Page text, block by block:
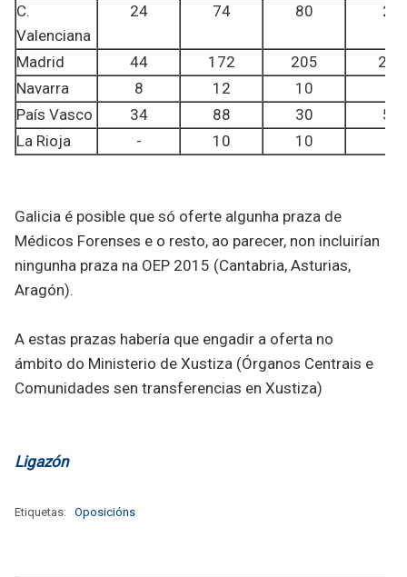
C.
Valenciana
24 74 80 2
Madrid 44 172 205
23
Navarra
8 12 10
País Vasco
34 88 30
5
La Rioja
- 10 10
Galicia é posible que só oferte algunha praza de
Médicos Forenses e o resto, ao parecer, non incluirían
ningunha praza na OEP 2015 (Cantabria, Asturias,
Aragón).
A estas prazas habería que engadir a oferta no
ámbito do Ministerio de Xustiza (Órganos Centrais e
Comunidades sen transferencias en Xustiza)
Ligazón
Etiquetas: Oposicións